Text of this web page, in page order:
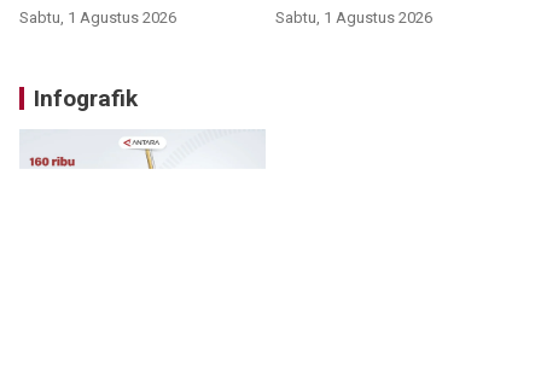
Sabtu, 1 Agustus 2026 Sabtu, 1 Agustus 2026
Infografik